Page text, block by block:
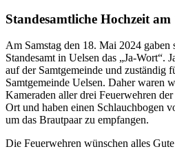
Standesamtliche Hochzeit am
Am Samstag den 18. Mai 2024
Standesamt in Uelsen das „Ja-Wort“.
auf der Samtgemeinde und zuständig
Samtgemeinde Uelsen. Daher waren
Kameraden aller drei Feuerwehren
Ort und haben einen Schlauchbogen
um das Brautpaar zu empfangen.
Die Feuerwehren wünschen alles